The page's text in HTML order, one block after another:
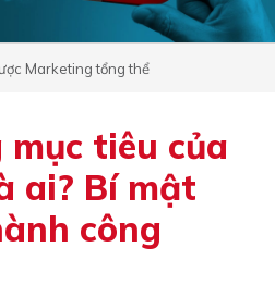
Marketing tổng thể
mục tiêu của
ai? Bí mật
công